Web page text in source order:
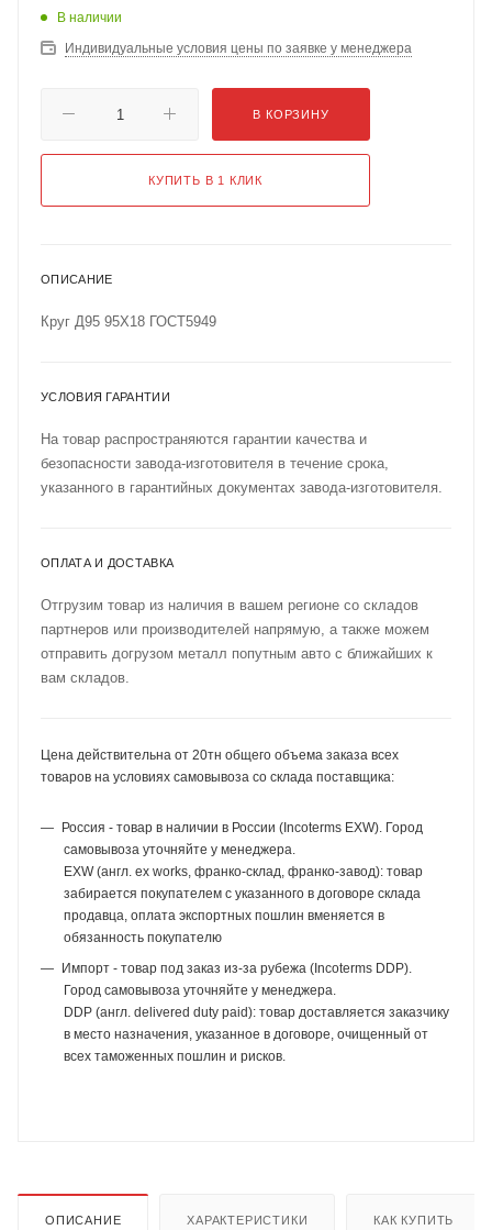
В наличии
Индивидуальные условия цены по заявке у менеджера
В КОРЗИНУ
КУПИТЬ В 1 КЛИК
ОПИСАНИЕ
Круг Д95 95Х18 ГОСТ5949
УСЛОВИЯ ГАРАНТИИ
На товар распространяются гарантии качества и
безопасности завода-изготовителя в течение срока,
указанного в гарантийных документах завода-изготовителя.
ОПЛАТА И ДОСТАВКА
Отгрузим товар из наличия в вашем регионе со складов
партнеров или производителей напрямую, а также можем
отправить догрузом металл попутным авто с ближайших к
вам складов.
Цена действительна от 20тн общего объема заказа всех
товаров на условиях самовывоза со склада поставщика:
Россия - товар в наличии в России (Incoterms EXW). Город
самовывоза уточняйте у менеджера.
EXW (англ. ex works, франко-склад, франко-завод): товар
забирается покупателем с указанного в договоре склада
продавца, оплата экспортных пошлин вменяется в
обязанность покупателю
Импорт - товар под заказ из-за рубежа (Incoterms DDP).
Город самовывоза уточняйте у менеджера.
DDP (англ. delivered duty paid): товар доставляется заказчику
в место назначения, указанное в договоре, очищенный от
всех таможенных пошлин и рисков.
ОПИСАНИЕ ХАРАКТЕРИСТИКИ КАК КУПИТЬ